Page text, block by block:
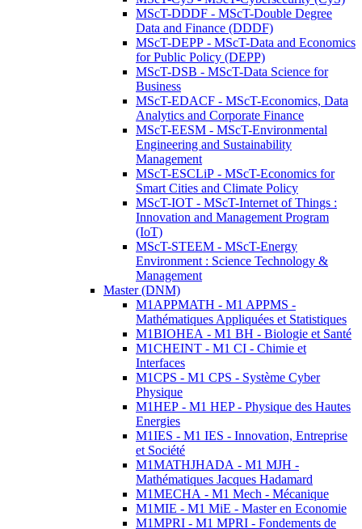
MScT-DDDF - MScT-Double Degree
Data and Finance (DDDF)
MScT-DEPP - MScT-Data and Economics
for Public Policy (DEPP)
MScT-DSB - MScT-Data Science for
Business
MScT-EDACF - MScT-Economics, Data
Analytics and Corporate Finance
MScT-EESM - MScT-Environmental
Engineering and Sustainability
Management
MScT-ESCLiP - MScT-Economics for
Smart Cities and Climate Policy
MScT-IOT - MScT-Internet of Things :
Innovation and Management Program
(IoT)
MScT-STEEM - MScT-Energy
Environment : Science Technology &
Management
Master (DNM)
M1APPMATH - M1 APPMS -
Mathématiques Appliquées et Statistiques
M1BIOHEA - M1 BH - Biologie et Santé
M1CHEINT - M1 CI - Chimie et
Interfaces
M1CPS - M1 CPS - Système Cyber
Physique
M1HEP - M1 HEP - Physique des Hautes
Energies
M1IES - M1 IES - Innovation, Entreprise
et Société
M1MATHJHADA - M1 MJH -
Mathématiques Jacques Hadamard
M1MECHA - M1 Mech - Mécanique
M1MIE - M1 MiE - Master en Economie
M1MPRI - M1 MPRI - Fondements de